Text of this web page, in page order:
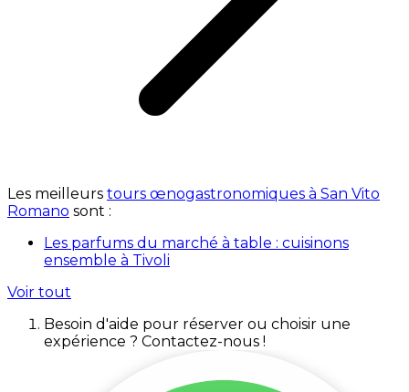
Les meilleurs tours œnogastronomiques à San Vito
Romano sont :
Les parfums du marché à table : cuisinons
ensemble à Tivoli
Voir tout
Besoin d'aide pour réserver ou choisir une
expérience ? Contactez-nous !